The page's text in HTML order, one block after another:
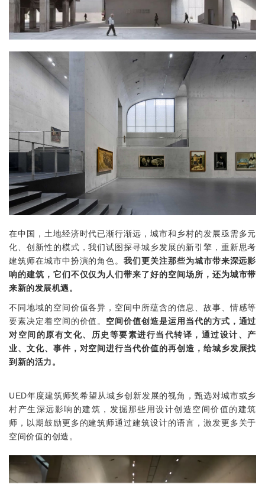
在中国，土地经济时代已渐行渐远，城市和乡村的发展亟需多元
化、创新性的模式，我们试图探寻城乡发展的新引擎，重新思考
建筑师在城市中扮演的角色。我们更关注那些为城市带来深远影
响的建筑，它们不仅仅为人们带来了好的空间场所，还为城市带
来新的发展机遇。
不同地域的空间价值各异，空间中所蕴含的信息、故事、情感等
要素决定着空间的价值。 空间价值创造是运用当代的方式，通过
对空间的原有文化、历史等要素进行当代转译，通过设计、产
业、文化、事件，对空间进行当代价值的再创造，给城乡发展找
到新的活力。
UED年度建筑师奖希望从城乡创新发展的视角，甄选对城市或乡
村产生深远影响的建筑，发掘那些用设计创造空间价值的建筑
师，以期鼓励更多的建筑师通过建筑设计的语言，激发更多关于
空间价值的创造。